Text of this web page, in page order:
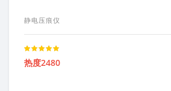
静电压痕仪
Rated
5.00out of 5
热度2480